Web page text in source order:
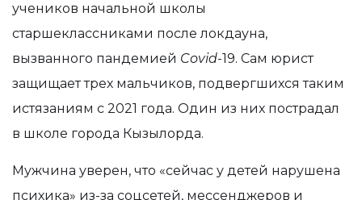
учеников начальной школы
старшеклассниками после локдауна,
вызванного пандемией Covid-19. Сам юрист
защищает трех мальчиков, подвергшихся таким
истязаниям с 2021 года. Один из них пострадал
в школе города Кызылорда.
Мужчина уверен, что «сейчас у детей нарушена
психика» из-за соцсетей, мессенджеров и